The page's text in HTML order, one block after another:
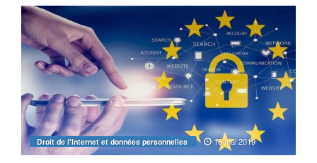
Droit de l'Internet et données personnelles 18 mai 2019